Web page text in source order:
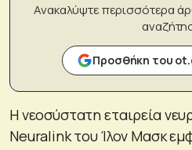
Ανακαλύψτε περισσότερα
Προσθήκη του
Η νεοσύστατη εταιρεία
Neuralink του Ίλον Μασκ